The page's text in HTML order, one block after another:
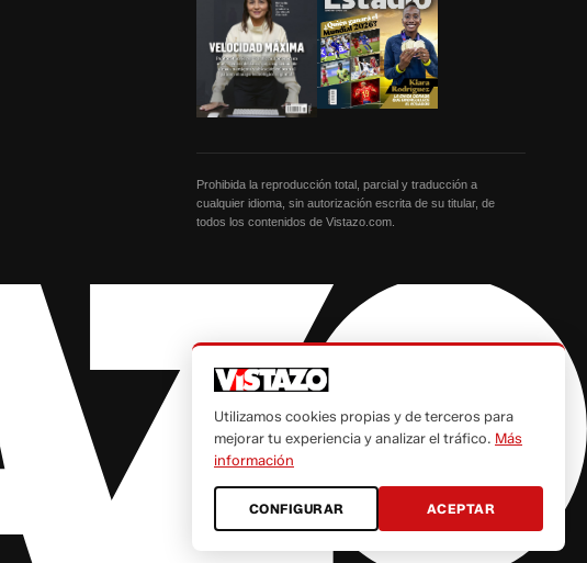
Prohibida la reproducción total, parcial y traducción a
cualquier idioma, sin autorización escrita de su titular, de
todos los contenidos de Vistazo.com.
Utilizamos cookies propias y de terceros para
mejorar tu experiencia y analizar el tráfico. Más
información
CONFIGURAR ACEPTAR